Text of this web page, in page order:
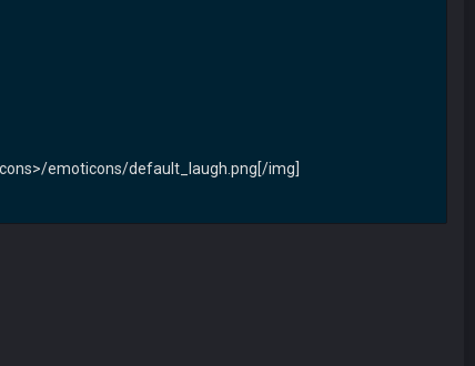
emoticons/default_laugh.png[/img]